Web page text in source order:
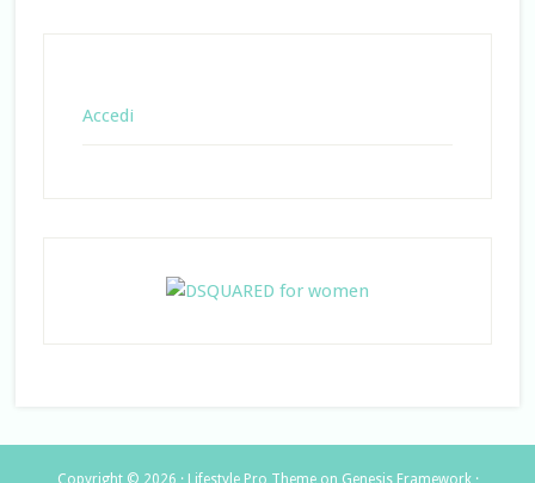
Accedi
Copyright © 2026 · Lifestyle Pro Themeon Genesis Framework·